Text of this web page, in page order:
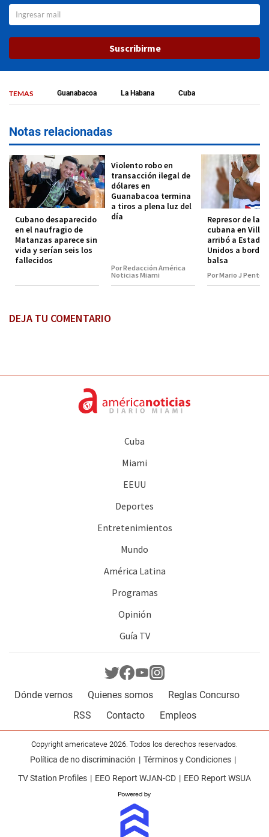
Suscribirme
TEMAS Guanabacoa La Habana Cuba
Notas relacionadas
Cubano desaparecido
en el naufragio de
Matanzas aparece sin
vida y serían seis los
fallecidos
Violento robo en
transacción ilegal de
dólares en
Guanabacoa termina
a tiros a plena luz del
día
Por Redacción América
Noticias Miami
Represor de la
cubana en Villa
arribó a Estados
Unidos a bordo
balsa
Por Mario J Pentón
DEJA TU COMENTARIO
Cuba
Miami
EEUU
Deportes
Entretenimientos
Mundo
América Latina
Programas
Opinión
Guía TV
Dónde vernos Quienes somos
Reglas Concurso
RSS
Contacto Empleos
Copyright americateve 2026. Todos los derechos reservados.
Política de no discriminación
Términos y Condiciones
TV Station Profiles
EEO Report WJAN-CD EEO Report WSUA